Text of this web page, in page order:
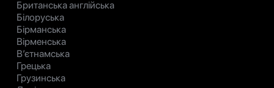
Британська англійська
Білоруська
Бірманська
Вірменська
В’єтнамська
Грецька
Грузинська